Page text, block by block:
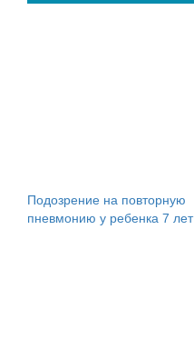
Подозрение на повторную
пневмонию у ребенка 7 лет